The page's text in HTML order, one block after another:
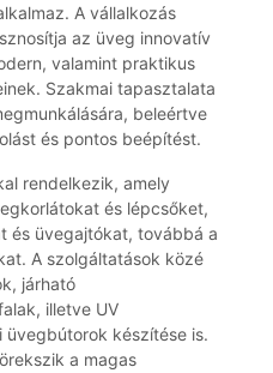
A vállalkozás
az üveg innovatív
valamint praktikus
Szakmai tapasztalata
beleértve
és pontos beépítést.
rendelkezik, amely
és lépcsőket,
és üvegajtókat, továbbá a
A szolgáltatások közé
járható
illetve UV
készítése is.
a magas